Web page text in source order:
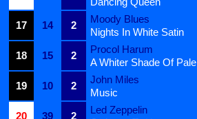
17
14 2
Moody Blues
Nights In White Satin
18
15 2
Procol Harum
A Whiter Shade Of Pale
19
10 2
John Miles
Music
20
39 2
Led Zeppelin